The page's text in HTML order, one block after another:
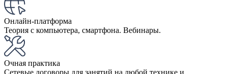
Онлайн-платформа
Теория с компьютера, смартфона. Вебинары.
Очная практика